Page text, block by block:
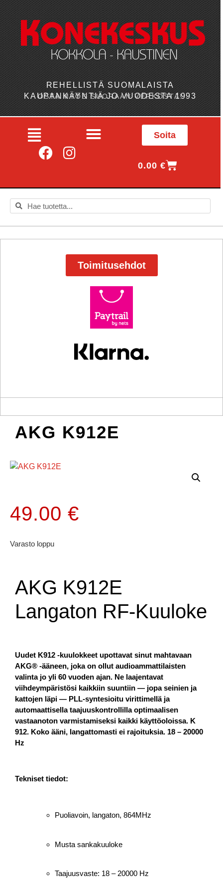
REHELLISTÄ SUOMALAISTA
KAUPANKÄYNTIÄ JO VUODESTA 1993
OSTA MYÖS SUORAAN VERKOSTA!
Soita
0.00€
Toimitusehdot
AKG K912E
49.00 €
Varasto loppu
AKG K912E
Langaton RF-Kuuloke
Uudet K912 -kuulokkeet upottavat sinut mahtavaan
AKG® -ääneen, joka on ollut audioammattilaisten
valinta jo yli 60 vuoden ajan. Ne laajentavat
viihdeympäristösi kaikkiin suuntiin — jopa seinien ja
kattojen läpi — PLL-syntesioitu virittimellä ja
automaattisella taajuuskontrollilla optimaalisen
vastaanoton varmistamiseksi kaikki käyttöoloissa. K
912. Koko ääni, langattomasti ei rajoituksia. 18 – 20000
Hz
Tekniset tiedot:
Puoliavoin, langaton, 864MHz
Musta sankakuuloke
Taajuusvaste: 18 – 20000 Hz